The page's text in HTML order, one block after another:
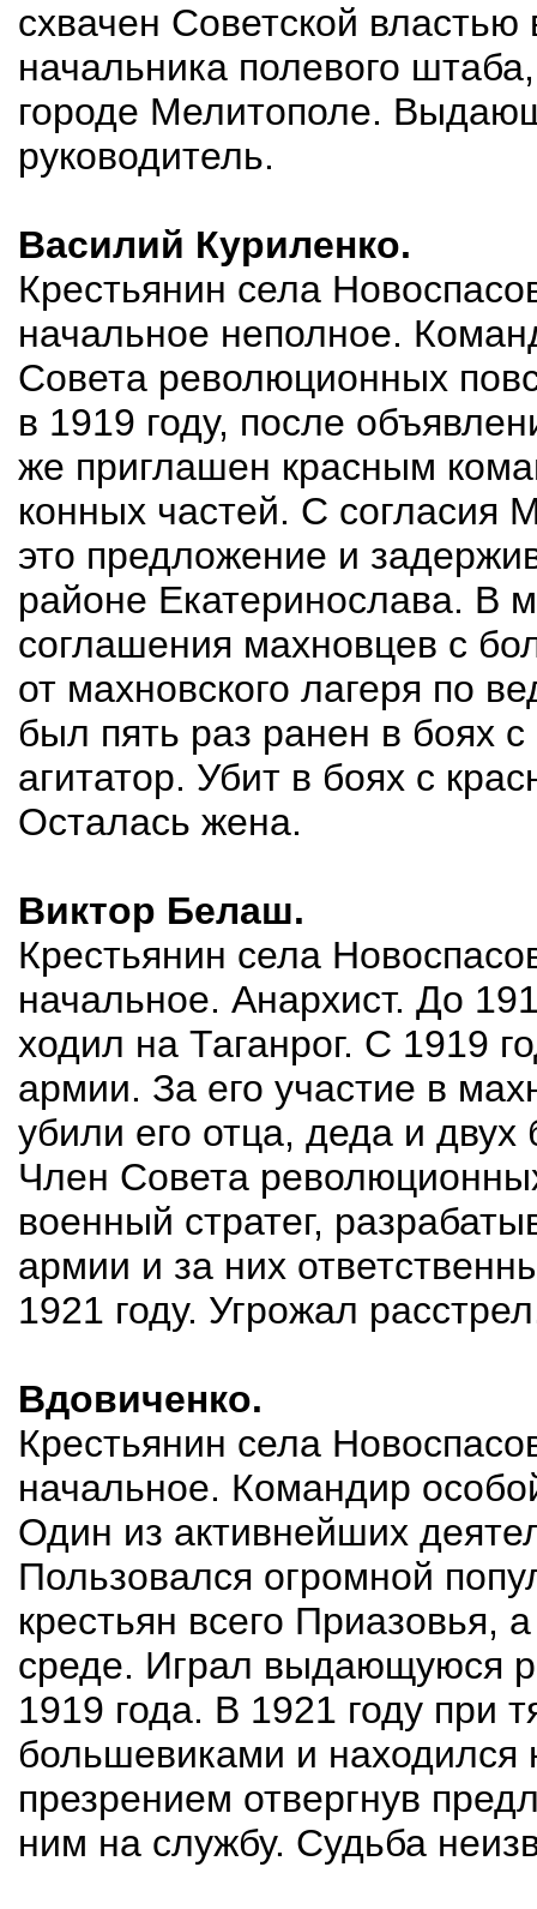
схвачен Советской
начальника полевого
городе Мелитополе.
руководитель.
Василий Куриленко.
Крестьянин села
начальное неполное.
Совета революционных
в 1919 году, после
же приглашен красным
конных частей. С согласия
это предложение и
районе Екатеринослава. В
соглашения махновцев с
от махновского лагеря по
был пять раз ранен в боях
агитатор. Убит в боях с
Осталась жена.
Виктор Белаш.
Крестьянин села
начальное. Анархист. До
ходил на Таганрог. С 1919
армии. За его участие в
убили его отца, деда и двух
Член Совета
военный стратег,
армии и за них
1921 году. Угрожал
Вдовиченко.
Крестьянин села
начальное. Командир
Один из активнейших
Пользовался огромной
крестьян всего Приазовья,
среде. Играл выдающуюся
1919 года. В 1921 году при
большевиками и находился
презрением отвергнув
ним на службу. Судьба